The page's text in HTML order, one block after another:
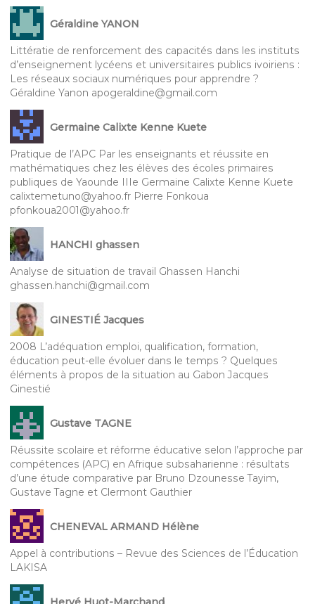
Géraldine YANON
Littératie de renforcement des capacités dans les instituts
d’enseignement lycéens et universitaires publics ivoiriens :
Les réseaux sociaux numériques pour apprendre ?
Géraldine Yanon apogeraldine@gmail.com
Germaine Calixte Kenne Kuete
Pratique de l’APC Par les enseignants et réussite en
mathématiques chez les élèves des écoles primaires
publiques de Yaounde IIIe Germaine Calixte Kenne Kuete
calixtemetuno@yahoo.fr Pierre Fonkoua
pfonkoua2001@yahoo.fr
HANCHI ghassen
Analyse de situation de travail Ghassen Hanchi
ghassen.hanchi@gmail.com
GINESTIÉ Jacques
2008 L’adéquation emploi, qualification, formation,
éducation peut-elle évoluer dans le temps ? Quelques
éléments à propos de la situation au Gabon Jacques
Ginestié
Gustave TAGNE
Réussite scolaire et réforme éducative selon l’approche par
compétences (APC) en Afrique subsaharienne : résultats
d’une étude comparative par Bruno Dzounesse Tayim,
Gustave Tagne et Clermont Gauthier
CHENEVAL ARMAND Hélène
Appel à contributions – Revue des Sciences de l’Éducation
LAKISA